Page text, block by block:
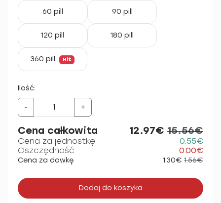
60 pill 90 pill
120 pill 180 pill
360 pill Hit
Ilość:
- +
Cena całkowita 12.97€ 15.56€
Cena za jednostkę
0.55€
Oszczędność
0.00€
Cena za dawkę 1.30€ 1.56€
Dodaj do koszyka